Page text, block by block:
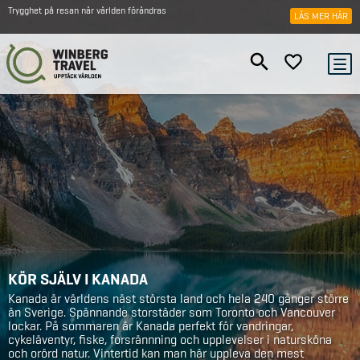
Trygghet på resan när världen förändras LÄS MER HÄR
KÖR SJÄLV I KANADA
Kanada är världens näst största land och hela 240 gånger större
än Sverige. Spännande storstäder som Toronto och Vancouver
lockar. På sommaren är Kanada perfekt för vandringar,
cykeläventyr, fiske, forsrännning och upplevelser i natursköna
och orörd natur. Vintertid kan man här uppleva den mest